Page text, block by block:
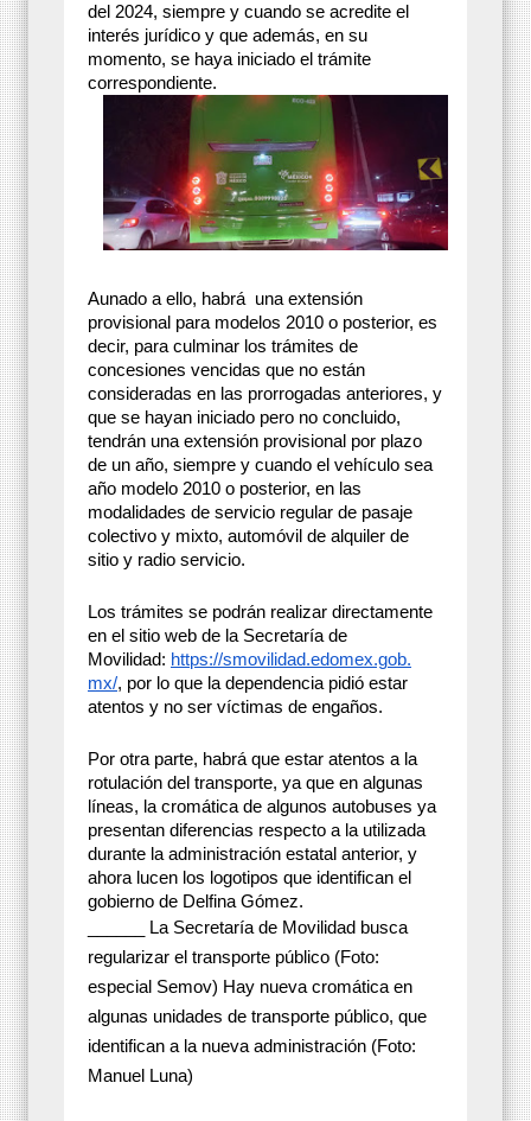
del 2024, siempre y cuando se acredite el
interés jurídico y que además, en su
momento, se haya iniciado el trámite
correspondiente.
Aunado a ello, habrá una extensión
provisional para modelos 2010 o posterior, es
decir, para culminar los trámites de
concesiones vencidas que no están
consideradas en las prorrogadas anteriores, y
que se hayan iniciado pero no concluido,
tendrán una extensión provisional por plazo
de un año, siempre y cuando el vehículo sea
año modelo 2010 o posterior, en las
modalidades de servicio regular de pasaje
colectivo y mixto, automóvil de alquiler de
sitio y radio servicio.
Los trámites se podrán realizar directamente
en el sitio web de la Secretaría de
Movilidad: https://smovilidad.edomex.gob.
mx/, por lo que la dependencia pidió estar
atentos y no ser víctimas de engaños.
Por otra parte, habrá que estar atentos a la
rotulación del transporte, ya que en algunas
líneas, la cromática de algunos autobuses ya
presentan diferencias respecto a la utilizada
durante la administración estatal anterior, y
ahora lucen los logotipos que identifican el
gobierno de Delfina Gómez.
______ La Secretaría de Movilidad busca
regularizar el transporte público (Foto:
especial Semov) Hay nueva cromática en
algunas unidades de transporte público, que
identifican a la nueva administración (Foto:
Manuel Luna)